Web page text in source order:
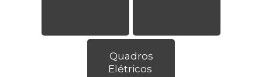
Quadros
Elétricos